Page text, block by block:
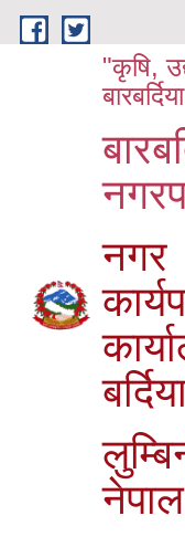
Skip to main content
"कृषि,
नगर
नेपाल